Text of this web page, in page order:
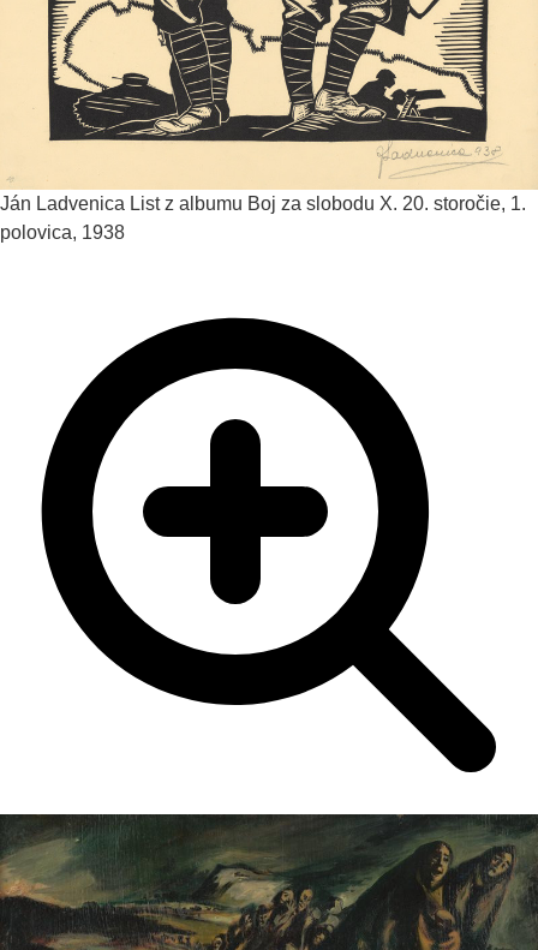
Ján Ladvenica List z albumu Boj za slobodu X. 20. storočie, 1.
polovica, 1938